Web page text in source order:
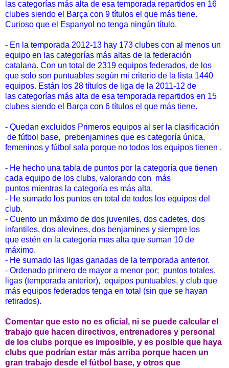
las categorías más alta de esa temporada repartidos en 16
clubes siendo el Barça con 9 títulos el que más tiene.
Curioso que el Espanyol no tenga ningún título.
- En la temporada 2012-13 hay 173 clubes con al menos un
equipo en las categorías más altas de la federación
catalana. Con un total de 2319 equipos federados, de los
que solo son puntuables según mi criterio de la lista 1440
equipos. Están los 28 títulos de liga de la 2011-12 de
las categorías más alta de esa temporada repartidos en 15
clubes siendo el Barça con 6 títulos el que más tiene.
- Quedan excluidos Primeros equipos al ser la clasificación
de fútbol base, prebenjamines que es categoría única,
femeninos y fútbol sala porque no todos los equipos tienen .
- He hecho una tabla de puntos por la categoría que tienen
cada equipo de los clubs, valorando con más
puntos mientras la categoría es más alta.
- He sumado los puntos en total de todos los equipos del
club.
- Cuento un máximo de dos juveniles, dos cadetes, dos
infantiles, dos alevines, dos benjamines y siempre los
que estén en la categoría mas alta que suman 10 de
máximo.
- He sumado las ligas ganadas de la temporada anterior.
- Ordenado primero de mayor a menor por; puntos totales,
ligas (temporada anterior), equipos puntuables, y club que
más equipos federados tenga en total (sin que se hayan
retirados).
Comentar que esto no es oficial, ni se puede calcular el
trabajo que hacen directivos, entrenadores y personal
de los clubs porque es imposible, y es posible que haya
clubs que podrían estar más arriba porque hacen un
gran trabajo desde el fútbol base, y otros que